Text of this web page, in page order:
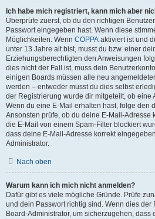
Ich habe mich registriert, kann mich aber
Überprüfe zuerst, ob du den richtigen
Passwort eingegeben hast. Wenn diese
Möglichkeiten. Wenn COPPA aktiviert ist und
unter 13 Jahre alt bist, musst du bzw. einer
Erziehungsberechtigten den Anweisungen
dies nicht der Fall ist, muss dein
einigen Boards müssen alle neu
werden – entweder musst du dies selbst
der Registrierung wurde dir mitgeteilt, ob eine
Wenn du eine E-Mail erhalten hast, folge den
Ansonsten prüfe, ob du deine E-Mail-Adresse
die E-Mail von einem Spam-Filter blockiert
dass deine E-Mail-Adresse korrekt
Administrator.
Nach oben
Warum kann ich mich nicht anmelden?
Dafür gibt es viele mögliche Gründe. Prüfe
und dein Passwort richtig sind. Wenn dies der
Board-Administrator, um sicherzugehen, dass